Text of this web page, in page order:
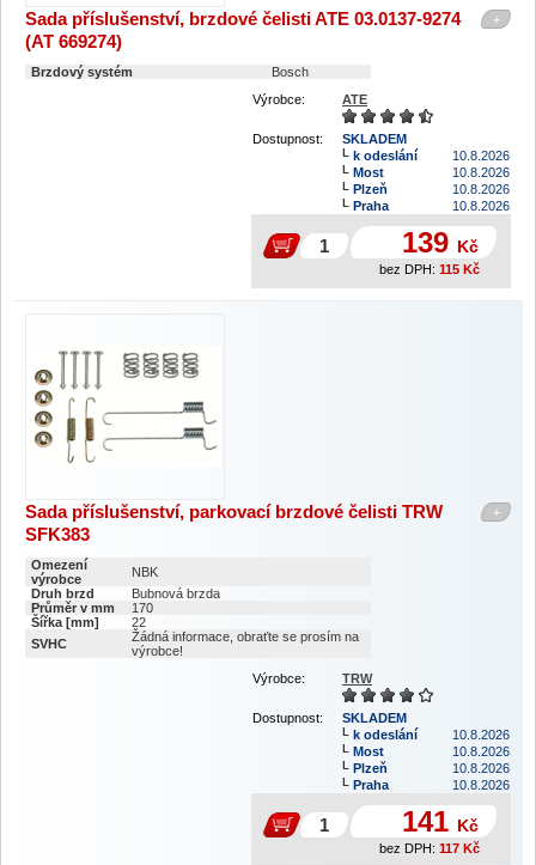
+
Sada příslušenství, brzdové čelisti ATE 03.0137-9274
(AT 669274)
Brzdový systém
Bosch
Výrobce:
ATE
Dostupnost:
SKLADEM
k odeslání
10.8.2026
Most
10.8.2026
Plzeň
10.8.2026
Praha
10.8.2026
139 Kč
bez DPH: 115 Kč
+
Sada příslušenství, parkovací brzdové čelisti TRW
SFK383
Omezení
výrobce
NBK
Druh brzd
Bubnová brzda
Průměr v mm
170
Šířka [mm]
22
SVHC
Žádná informace, obraťte se prosím na
výrobce!
Výrobce:
TRW
Dostupnost:
SKLADEM
k odeslání
10.8.2026
Most
10.8.2026
Plzeň
10.8.2026
Praha
10.8.2026
141 Kč
bez DPH: 117 Kč